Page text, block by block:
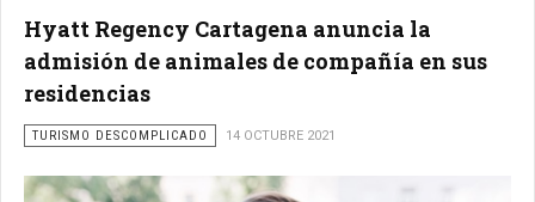
Hyatt Regency Cartagena anuncia la
admisión de animales de compañía en sus
residencias
TURISMO DESCOMPLICADO 14 OCTUBRE 2021